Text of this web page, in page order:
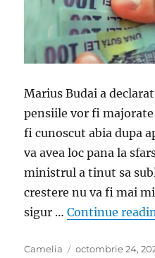
Marius Budai a
pensiile vor fi majorate
fi cunoscut abia dupa
va avea loc pana la
ministrul a tinut sa
crestere nu va fi mai
sigur …Continue
Author
Camelia
Posted
octombrie 24,